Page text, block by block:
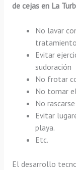
de cejas en La
No lavar
tratamiento
Evitar
sudoración
No frotar
No tomar
No rascarse
Evitar
playa.
Etc.
El desarrollo